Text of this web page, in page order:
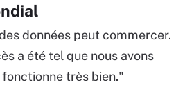
données peut commercer.
a été tel que nous avons
fonctionne très bien."